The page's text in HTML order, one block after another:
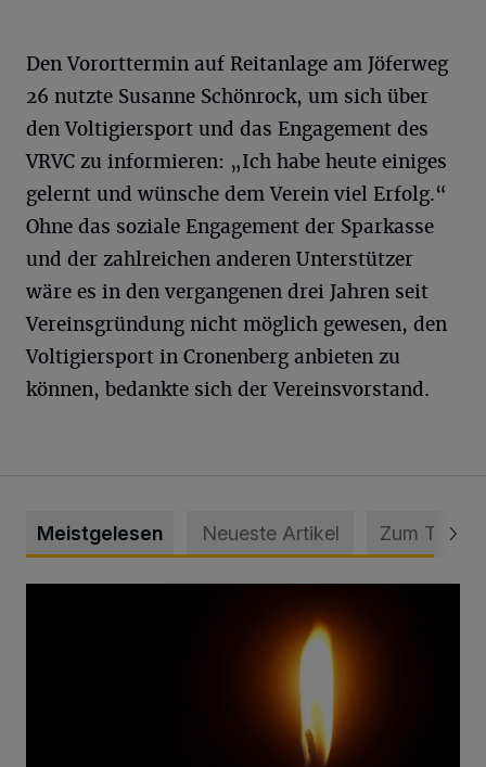
Den Vororttermin auf Reitanlage am Jöferweg
26 nutzte Susanne Schönrock, um sich über
den Voltigiersport und das Engagement des
VRVC zu informieren: „Ich habe heute einiges
gelernt und wünsche dem Verein viel Erfolg.“
Ohne das soziale Engagement der Sparkasse
und der zahlreichen anderen Unterstützer
wäre es in den vergangenen drei Jahren seit
Vereinsgründung nicht möglich gewesen, den
Voltigiersport in Cronenberg anbieten zu
können, bedankte sich der Vereinsvorstand.
Meistgelesen Neueste Artikel Zum Thema